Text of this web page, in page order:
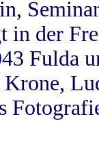
in der
Fulda